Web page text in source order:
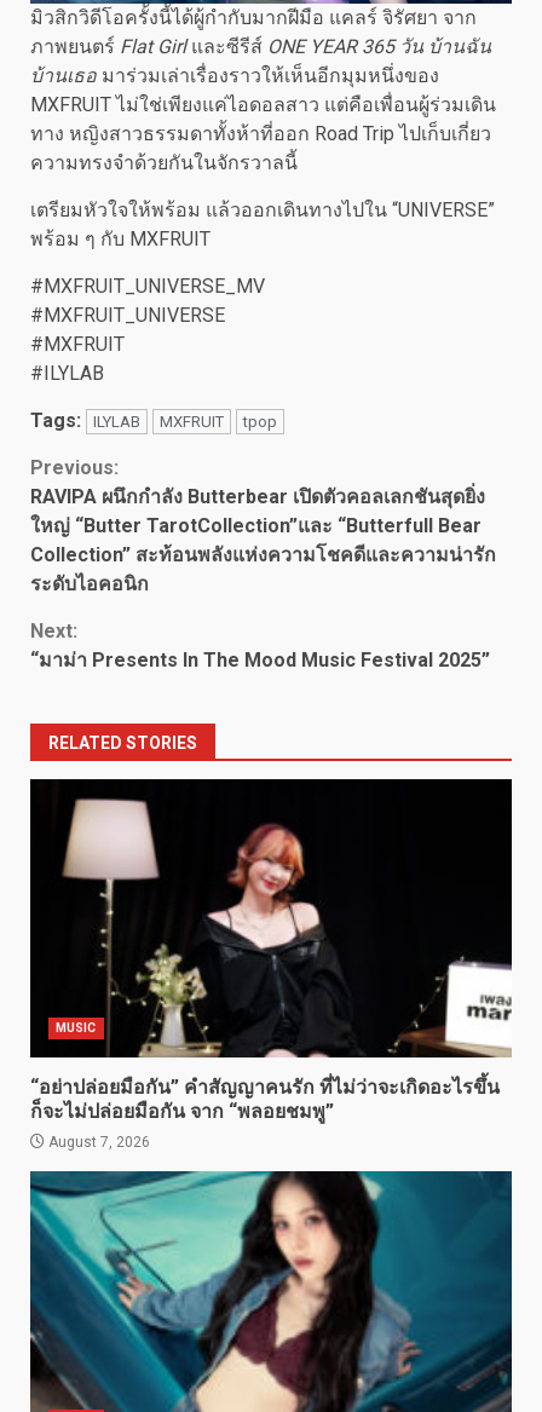
มิวสิกวิดีโอครั้งนี้ได้ผู้กำกับมากฝีมือ แคลร์ จิรัศยา จาก
ภาพยนตร์ Flat Girlและซีรีส์ ONE YEAR 365 วัน บ้านฉัน
บ้านเธอ มาร่วมเล่าเรื่องราวให้เห็นอีกมุมหนึ่งของ
MXFRUIT ไม่ใช่เพียงแค่ไอดอลสาว แต่คือเพื่อนผู้ร่วมเดิน
ทาง หญิงสาวธรรมดาทั้งห้าที่ออก Road Trip ไปเก็บเกี่ยว
ความทรงจำด้วยกันในจักรวาลนี้
เตรียมหัวใจให้พร้อม แล้วออกเดินทางไปใน “UNIVERSE”
พร้อม ๆ กับ MXFRUIT
#MXFRUIT_UNIVERSE_MV
#MXFRUIT_UNIVERSE
#MXFRUIT
#ILYLAB
Tags: ILYLAB MXFRUIT tpop
Continue
Reading
Previous:
RAVIPA ผนึกกำลัง Butterbear เปิดตัวคอลเลกชันสุดยิ่ง
ใหญ่ “Butter TarotCollection”และ “Butterfull Bear
Collection” สะท้อนพลังแห่งความโชคดีและความน่ารัก
ระดับไอคอนิก
Next:
“มาม่า Presents In The Mood Music Festival 2025”
RELATED STORIES
MUSIC
“อย่าปล่อยมือกัน” คำสัญญาคนรัก ที่ไม่ว่าจะเกิดอะไรขึ้น
ก็จะไม่ปล่อยมือกัน จาก “พลอยชมพู”
August 7, 2026